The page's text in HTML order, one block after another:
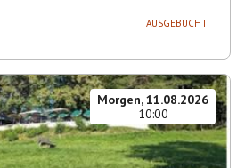
AUSGEBUCHT
Morgen, 11.08.2026
10:00